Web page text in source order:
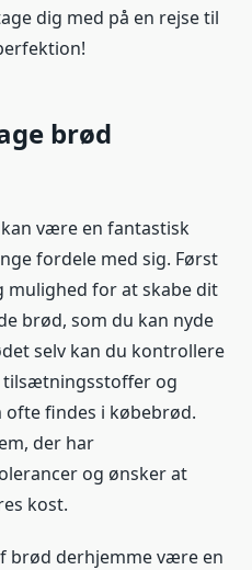
dig med på en rejse til
brød
være en fantastisk
fordele med sig. Først
mulighed for at skabe dit
brød, som du kan nyde
selv kan du kontrollere
tilsætningsstoffer og
ofte findes i købebrød.
der har
og ønsker at
kost.
brød derhjemme være en